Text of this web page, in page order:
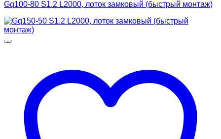
Gq100-80 S1.2 L2000, лоток замковый (быстрый монтаж)